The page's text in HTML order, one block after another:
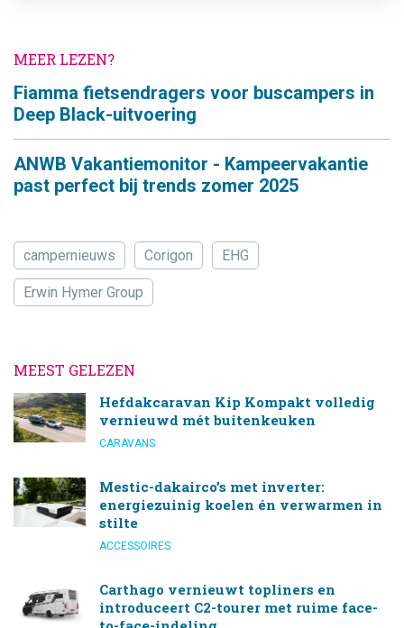
MEER LEZEN?
Fiamma fietsendragers voor buscampers in
Deep Black-uitvoering
ANWB Vakantiemonitor - Kampeervakantie
past perfect bij trends zomer 2025
campernieuws Corigon EHG
Erwin Hymer Group
MEEST GELEZEN
Hefdakcaravan Kip Kompakt volledig
vernieuwd mét buitenkeuken
CARAVANS
Mestic-dakairco’s met inverter:
energiezuinig koelen én verwarmen in
stilte
ACCESSOIRES
Carthago vernieuwt topliners en
introduceert C2-tourer met ruime face-